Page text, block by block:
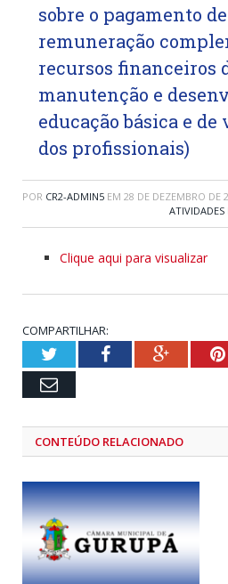
sobre o pagamento de
remuneração
recursos financeiros
manutenção e
educação básica e de
dos profissionais)
POR CR2-ADMIN5 EM 28 DE DEZEMBRO DE
ATIVIDADES
Clique aqui para visualizar
COMPARTILHAR:
TwitterFacebookGoogle+
Email
CONTEÚDO RELACIONADO